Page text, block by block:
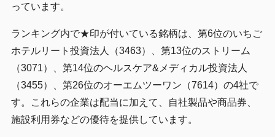
っています。
ランキング内で★印が付いている銘柄は、第6位のいちご
ホテルリート投資法人（3463）、第13位のストリーム
（3071）、第14位のヘルスケア&メディカル投資法人
（3455）、第26位のオーエムツーワン（7614）の4社で
す。これらの企業は配当に加えて、自社製品や商品券、
施設利用券などの優待を提供しています。